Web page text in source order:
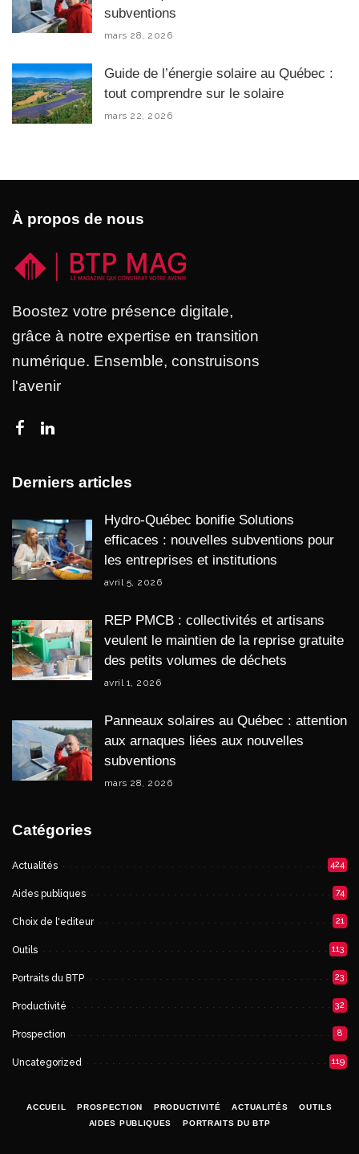
subventions
mars 28, 2026
Guide de l’énergie solaire au Québec :
tout comprendre sur le solaire
mars 22, 2026
À propos de nous
Boostez votre présence digitale,
grâce à notre expertise en transition
numérique. Ensemble, construisons
l'avenir
Derniers articles
Hydro-Québec bonifie Solutions
efficaces : nouvelles subventions pour
les entreprises et institutions
avril 5, 2026
REP PMCB : collectivités et artisans
veulent le maintien de la reprise gratuite
des petits volumes de déchets
avril 1, 2026
Panneaux solaires au Québec : attention
aux arnaques liées aux nouvelles
subventions
mars 28, 2026
Catégories
Actualités 424
Aides publiques 74
Choix de l'editeur 21
Outils 113
Portraits du BTP 23
Productivité 32
Prospection 8
Uncategorized 119
ACCUEIL PROSPECTION PRODUCTIVITÉ ACTUALITÉS
OUTILS
AIDES PUBLIQUES
PORTRAITS DU BTP